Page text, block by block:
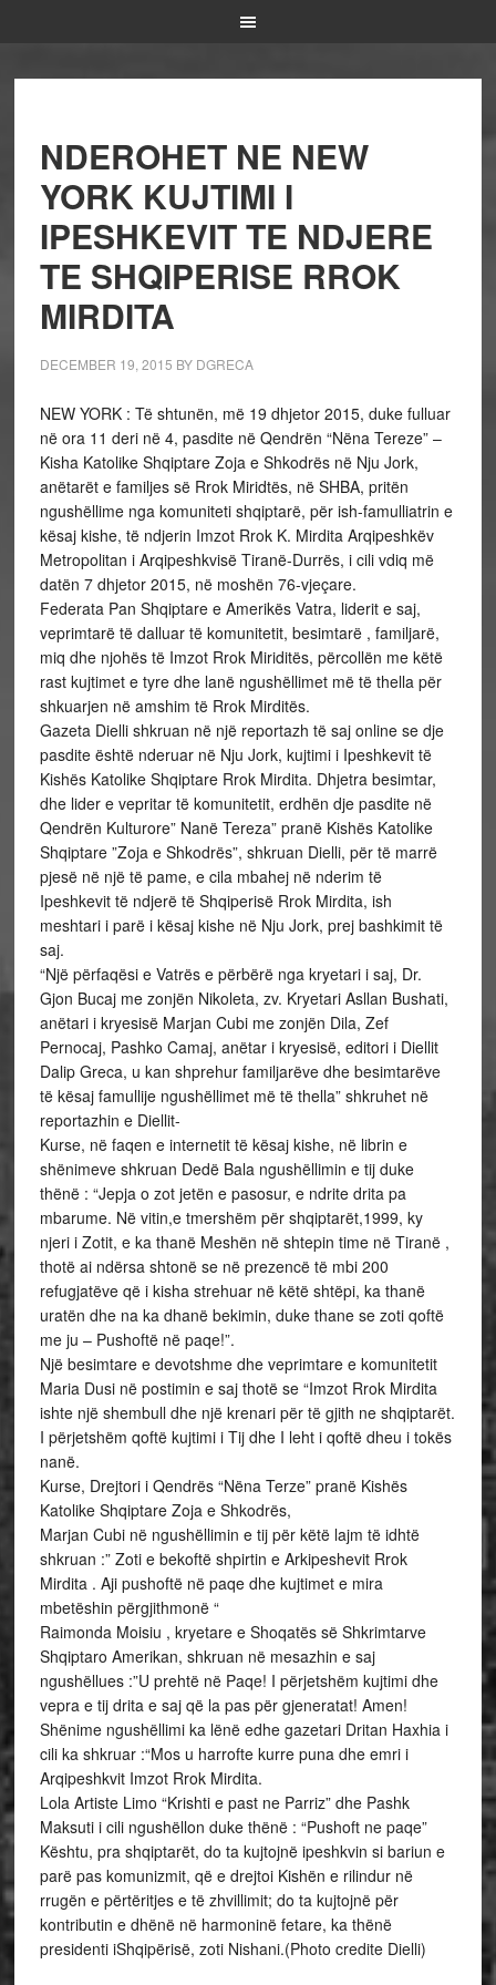
NDEROHET NE NEW
YORK KUJTIMI I
IPESHKEVIT TE NDJERE
TE SHQIPERISE RROK
MIRDITA
DECEMBER 19, 2015 BY DGRECA
NEW YORK : Të shtunën, më 19 dhjetor 2015, duke fulluar
në ora 11 deri në 4, pasdite në Qendrën “Nëna Tereze” –
Kisha Katolike Shqiptare Zoja e Shkodrës në Nju Jork,
anëtarët e familjes së Rrok Miridtës, në SHBA, pritën
ngushëllime nga komuniteti shqiptarë, për ish-famulliatrin e
kësaj kishe, të ndjerin Imzot Rrok K. Mirdita Arqipeshkëv
Metropolitan i Arqipeshkvisë Tiranë-Durrës, i cili vdiq më
datën 7 dhjetor 2015, në moshën 76-vjeçare.
Federata Pan Shqiptare e Amerikës Vatra, liderit e saj,
veprimtarë të dalluar të komunitetit, besimtarë , familjarë,
miq dhe njohës të Imzot Rrok Miriditës, përcollën me këtë
rast kujtimet e tyre dhe lanë ngushëllimet më të thella për
shkuarjen në amshim të Rrok Mirditës.
Gazeta Dielli shkruan në një reportazh të saj online se dje
pasdite është nderuar në Nju Jork, kujtimi i Ipeshkevit të
Kishës Katolike Shqiptare Rrok Mirdita. Dhjetra besimtar,
dhe lider e vepritar të komunitetit, erdhën dje pasdite në
Qendrën Kulturore” Nanë Tereza” pranë Kishës Katolike
Shqiptare ”Zoja e Shkodrës”, shkruan Dielli, për të marrë
pjesë në një të pame, e cila mbahej në nderim të
Ipeshkevit të ndjerë të Shqiperisë Rrok Mirdita, ish
meshtari i parë i kësaj kishe në Nju Jork, prej bashkimit të
saj.
“Një përfaqësi e Vatrës e përbërë nga kryetari i saj, Dr.
Gjon Bucaj me zonjën Nikoleta, zv. Kryetari Asllan Bushati,
anëtari i kryesisë Marjan Cubi me zonjën Dila, Zef
Pernocaj, Pashko Camaj, anëtar i kryesisë, editori i Diellit
Dalip Greca, u kan shprehur familjarëve dhe besimtarëve
të kësaj famullije ngushëllimet më të thella” shkruhet në
reportazhin e Diellit-
Kurse, në faqen e internetit të kësaj kishe, në librin e
shënimeve shkruan Dedë Bala ngushëllimin e tij duke
thënë : “Jepja o zot jetën e pasosur, e ndrite drita pa
mbarume. Në vitin,e tmershëm për shqiptarët,1999, ky
njeri i Zotit, e ka thanë Meshën në shtepin time në Tiranë ,
thotë ai ndërsa shtonë se në prezencë të mbi 200
refugjatëve që i kisha strehuar në këtë shtëpi, ka thanë
uratën dhe na ka dhanë bekimin, duke thane se zoti qoftë
me ju – Pushoftë në paqe!”.
Një besimtare e devotshme dhe veprimtare e komunitetit
Maria Dusi në postimin e saj thotë se “Imzot Rrok Mirdita
ishte një shembull dhe një krenari për të gjith ne shqiptarët.
I përjetshëm qoftë kujtimi i Tij dhe I leht i qoftë dheu i tokës
nanë.
Kurse, Drejtori i Qendrës “Nëna Terze” pranë Kishës
Katolike Shqiptare Zoja e Shkodrës,
Marjan Cubi në ngushëllimin e tij për këtë lajm të idhtë
shkruan :” Zoti e bekoftë shpirtin e Arkipeshevit Rrok
Mirdita . Aji pushoftë në paqe dhe kujtimet e mira
mbetëshin përgjithmonë “
Raimonda Moisiu , kryetare e Shoqatës së Shkrimtarve
Shqiptaro Amerikan, shkruan në mesazhin e saj
ngushëllues :”U prehtë në Paqe! I përjetshëm kujtimi dhe
vepra e tij drita e saj që la pas për gjeneratat! Amen!
Shënime ngushëllimi ka lënë edhe gazetari Dritan Haxhia i
cili ka shkruar :“Mos u harrofte kurre puna dhe emri i
Arqipeshkvit Imzot Rrok Mirdita.
Lola Artiste Limo “Krishti e past ne Parriz” dhe Pashk
Maksuti i cili ngushëllon duke thënë : “Pushoft ne paqe”
Kështu, pra shqiptarët, do ta kujtojnë ipeshkvin si bariun e
parë pas komunizmit, që e drejtoi Kishën e rilindur në
rrugën e përtëritjes e të zhvillimit; do ta kujtojnë për
kontributin e dhënë në harmoninë fetare, ka thënë
presidenti iShqipërisë, zoti Nishani.(Photo credite Dielli)